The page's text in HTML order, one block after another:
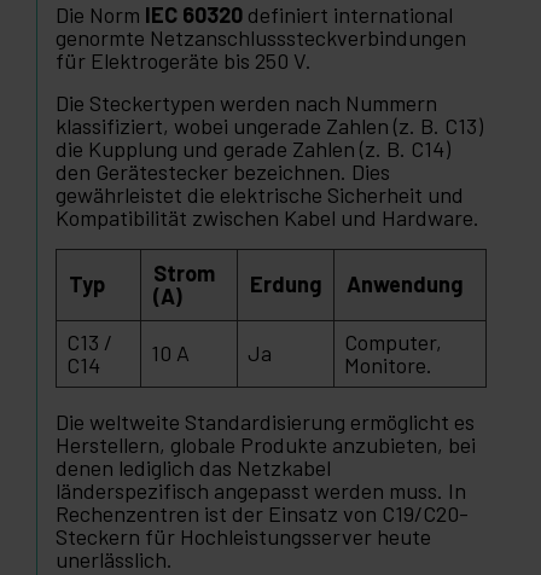
Die Norm IEC 60320 definiert international
genormte Netzanschlusssteckverbindungen
für Elektrogeräte bis 250 V.
Die Steckertypen werden nach Nummern
klassifiziert, wobei ungerade Zahlen (z. B. C13)
die Kupplung und gerade Zahlen (z. B. C14)
den Gerätestecker bezeichnen. Dies
gewährleistet die elektrische Sicherheit und
Kompatibilität zwischen Kabel und Hardware.
Typ
Strom
(A)
Erdung Anwendung
C13 /
C14
10 A Ja
Computer,
Monitore.
Die weltweite Standardisierung ermöglicht es
Herstellern, globale Produkte anzubieten, bei
denen lediglich das Netzkabel
länderspezifisch angepasst werden muss. In
Rechenzentren ist der Einsatz von C19/C20-
Steckern für Hochleistungsserver heute
unerlässlich.